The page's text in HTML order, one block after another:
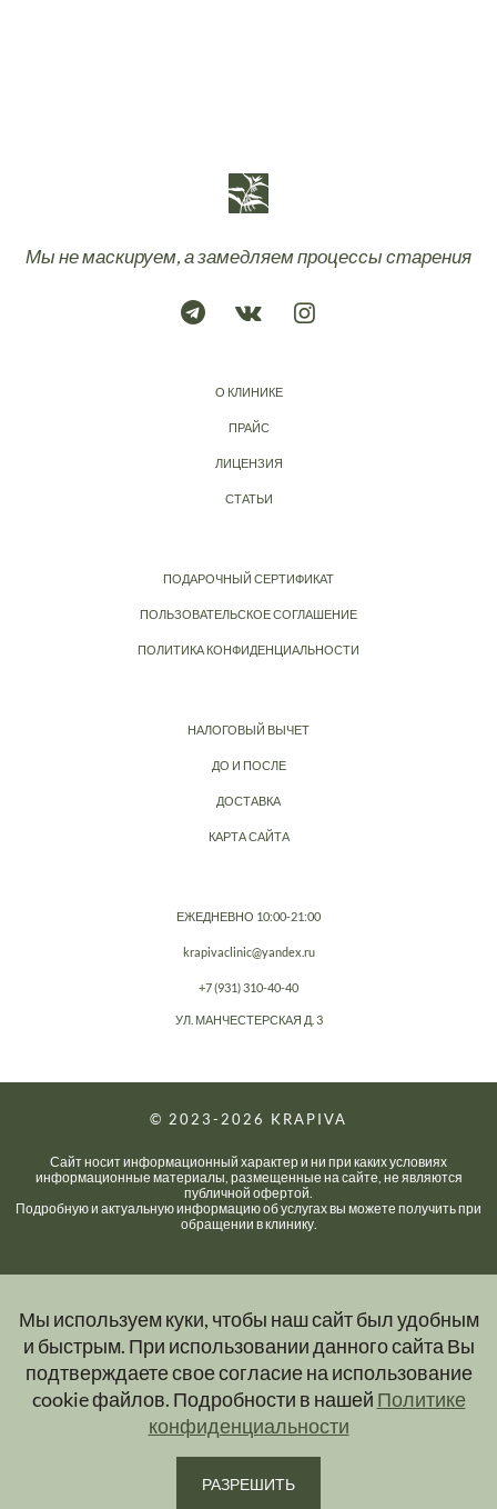
Мы используем куки, чтобы наш сайт был удобным
и быстрым. При использовании данного сайта Вы
подтверждаете свое согласие на использование
cookie файлов. Подробности в нашей Политике
конфиденциальности
РАЗРЕШИТЬ
Мы не маскируем, а замедляем процессы старения
О КЛИНИКЕ
ПРАЙС
ЛИЦЕНЗИЯ
СТАТЬИ
ПОДАРОЧНЫЙ СЕРТИФИКАТ
ПОЛЬЗОВАТЕЛЬСКОЕ СОГЛАШЕНИЕ
ПОЛИТИКА КОНФИДЕНЦИАЛЬНОСТИ
НАЛОГОВЫЙ ВЫЧЕТ
ДО И ПОСЛЕ
ДОСТАВКА
КАРТА САЙТА
ЕЖЕДНЕВНО 10:00-21:00
krapivaclinic@yandex.ru
+7 (931) 310-40-40
УЛ. МАНЧЕСТЕРСКАЯ Д. 3
© 2023-2026 KRAPIVA
Сайт носит информационный характер и ни при каких условиях
информационные материалы, размещенные на сайте, не являются
публичной офертой.
Подробную и актуальную информацию об услугах вы можете получить при
обращении в клинику.